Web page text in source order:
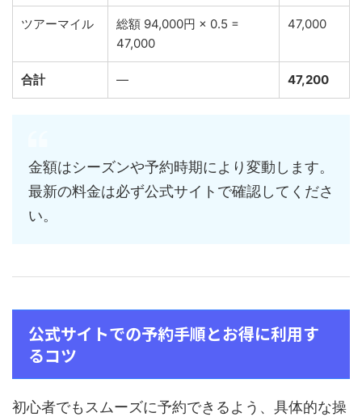
ツアーマイル
総額 94,000円 × 0.5 =
47,000
47,000
合計 — 47,200
金額はシーズンや予約時期により変動します。
最新の料金は必ず公式サイトで確認してくださ
い。
公式サイトでの予約手順とお得に利用す
るコツ
初心者でもスムーズに予約できるよう、具体的な操